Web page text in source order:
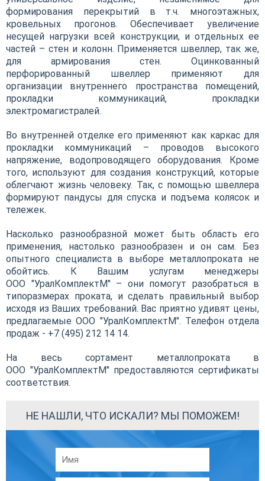
формирования перекрытий в т.ч. многоэтажных,
кровельных прогонов. Обеспечивает увеличение
несущей нагрузки всей конструкции, и отдельных ее
частей – стен и колонн. Применяется швеллер, так же,
для армирования стен. Оцинкованный
перфорированный швеллер применяют для
организации внутреннего пространства помещений,
прокладки коммуникаций, прокладки
электромагистралей.
Во внутренней отделке его применяют как каркас для
прокладки коммуникаций – проводов высокого
напряжение, водопроводящего оборудования. Кроме
того, используют для создания конструкций, которые
облегчают жизнь человеку. Так, с помощью швеллера
формируют пандусы для спуска и подъема колясок и
тележек.
Насколько разнообразной может быть область его
применения, настолько разнообразен и он сам. Без
опытного специалиста в выборе металлопроката не
обойтись. К Вашим услугам менеджеры
ООО "УралКомплектМ" – они помогут разобраться в
типоразмерах проката, и сделать правильный выбор
исходя из Ваших требований. Вас приятно удивят цены,
предлагаемые ООО "УралКомплектМ". Телефон отдела
продаж - +7 (495) 212 14 14.
На весь сортамент металлопроката в
ООО "УралКомплектМ" предоставляются сертификаты
соответствия.
НЕ НАШЛИ, ЧТО ИСКАЛИ? МЫ ПОМОЖЕМ!